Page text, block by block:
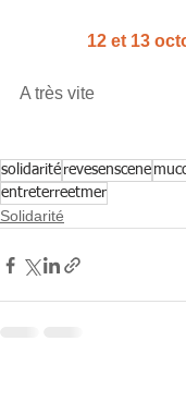
12 et 13
A très vite
solidarité revesenscene
entreterreetmer
Solidarité